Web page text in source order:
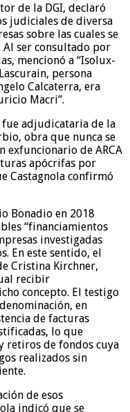
de la DGI, declaró
judiciales de diversa
sobre las cuales se
ser consultado por
mencionó a “Isolux-
persona
Calcaterra, era
Macri”.
fue adjudicataria de la
obra que nunca se
exfuncionario de ARCA
apócrifas por
Castagnola confirmó
Bonadio en 2018
“financiamientos
investigadas
En este sentido, el
Cristina Kirchner,
recibir
concepto. El testigo
en
de facturas
lo que
retiros de fondos cuya
realizados sin
de esos
indicó que se